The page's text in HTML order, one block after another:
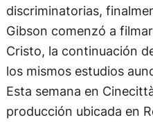
discriminatorias,
Gibson comenzó a
Cristo, la continuación
los mismos estudios
Esta semana en
producción ubicada en